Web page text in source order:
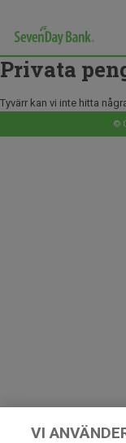
Privata
Tyvärr kan vi inte hitta
©
VI